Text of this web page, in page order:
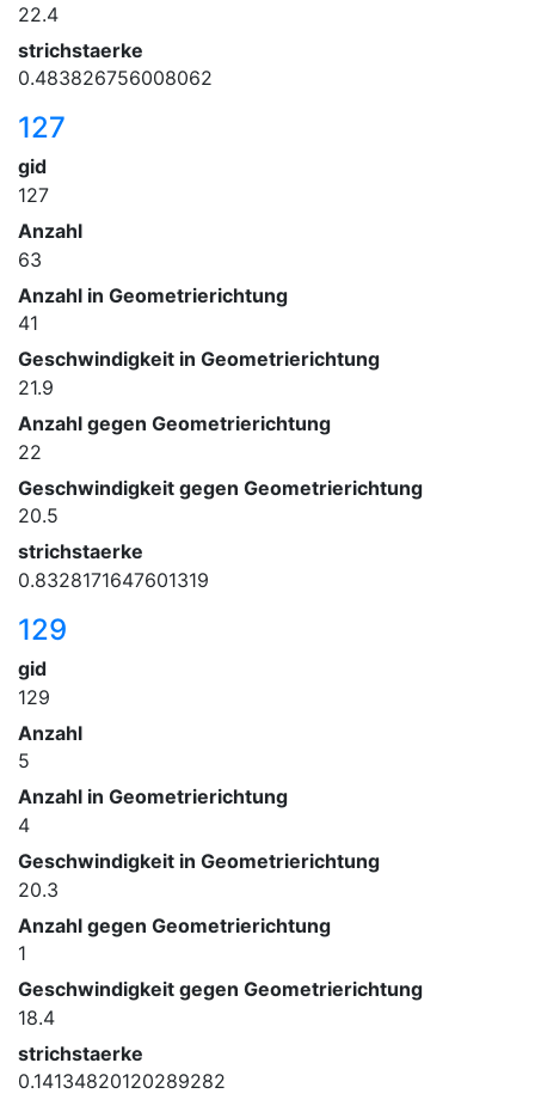
22.4
strichstaerke
0.483826756008062
127
gid
127
Anzahl
63
Anzahl in Geometrierichtung
41
Geschwindigkeit in Geometrierichtung
21.9
Anzahl gegen Geometrierichtung
22
Geschwindigkeit gegen Geometrierichtung
20.5
strichstaerke
0.8328171647601319
129
gid
129
Anzahl
5
Anzahl in Geometrierichtung
4
Geschwindigkeit in Geometrierichtung
20.3
Anzahl gegen Geometrierichtung
1
Geschwindigkeit gegen Geometrierichtung
18.4
strichstaerke
0.14134820120289282